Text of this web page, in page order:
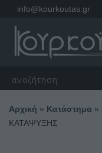
info@kourkoutas.gr
Αρχική » Κατάστημα »
ΚΑΤΑΨΥΞΗΣ